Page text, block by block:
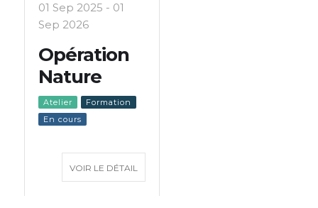
01 Sep 2025 - 01
Sep 2026
Opération
Nature
Atelier
Formation
En cours
VOIR LE DÉTAIL